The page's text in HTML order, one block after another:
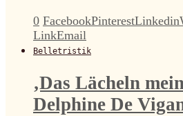
0 FacebookPinterestLinkedin
LinkEmail
Belletristik
‚Das Lächeln
Delphine De